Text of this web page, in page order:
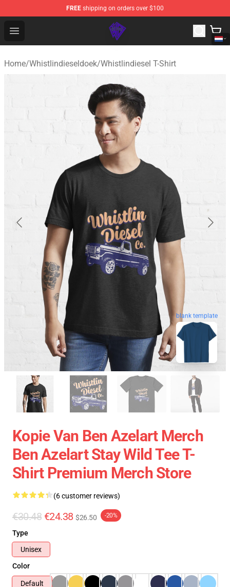
FREE shipping on orders over $100
Open menu
WhistlinDiesel Shop - Official WhistlinDiesel
Home/Whistlindieseldoek/Whistlindiesel T-Shirt
blank template
Kopie Van Ben Azelart Merch
Ben Azelart Stay Wild Tee T-
Shirt Premium Merch Store
(6 customer reviews)
€30.48 €24.38 $26.50 -20%
Type
Unisex
Color
Default